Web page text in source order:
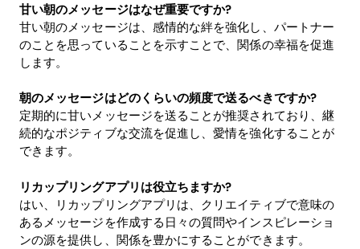
甘い朝のメッセージはなぜ重要ですか?
甘い朝のメッセージは、感情的な絆を強化し、パートナー
のことを思っていることを示すことで、関係の幸福を促進
します。
朝のメッセージはどのくらいの頻度で送るべきですか?
定期的に甘いメッセージを送ることが推奨されており、継
続的なポジティブな交流を促進し、愛情を強化することが
できます。
リカップリングアプリは役立ちますか?
はい、リカップリングアプリは、クリエイティブで意味の
あるメッセージを作成する日々の質問やインスピレーショ
ンの源を提供し、関係を豊かにすることができます。